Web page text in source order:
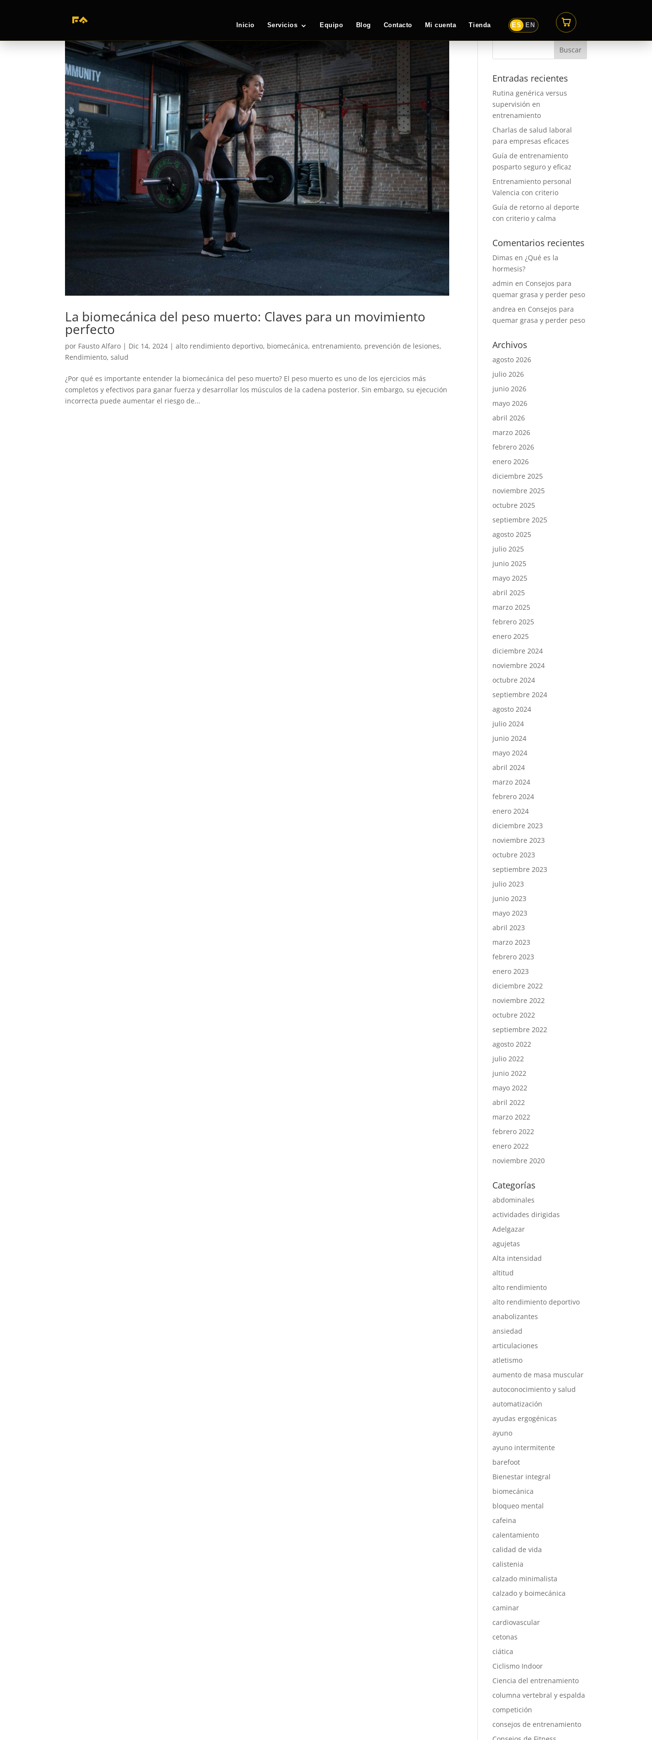
Inicio Servicios Equipo Blog Contacto Mi cuenta Tienda ES EN
La biomecánica del peso muerto: Claves para un movimiento
perfecto
por Fausto Alfaro | Dic 14, 2024 |alto rendimiento deportivo, biomecánica,entrenamiento, prevención de lesiones,
Rendimiento,salud
¿Por qué es importante entender la biomecánica del peso muerto? El peso muerto es uno de los ejercicios más
completos y efectivos para ganar fuerza y desarrollar los músculos de la cadena posterior. Sin embargo, su ejecución
incorrecta puede aumentar el riesgo de...
Entradas recientes
Rutina genérica versus
supervisión en
entrenamiento
Charlas de salud laboral
para empresas eficaces
Guía de entrenamiento
posparto seguro y eficaz
Entrenamiento personal
Valencia con criterio
Guía de retorno al deporte
con criterio y calma
Comentarios recientes
Dimas en¿Qué es la
hormesis?
admin en Consejos para
quemar grasa y perder peso
andrea en Consejos para
quemar grasa y perder peso
Archivos
agosto 2026
julio 2026
junio 2026
mayo 2026
abril 2026
marzo 2026
febrero 2026
enero 2026
diciembre 2025
noviembre 2025
octubre 2025
septiembre 2025
agosto 2025
julio 2025
junio 2025
mayo 2025
abril 2025
marzo 2025
febrero 2025
enero 2025
diciembre 2024
noviembre 2024
octubre 2024
septiembre 2024
agosto 2024
julio 2024
junio 2024
mayo 2024
abril 2024
marzo 2024
febrero 2024
enero 2024
diciembre 2023
noviembre 2023
octubre 2023
septiembre 2023
julio 2023
junio 2023
mayo 2023
abril 2023
marzo 2023
febrero 2023
enero 2023
diciembre 2022
noviembre 2022
octubre 2022
septiembre 2022
agosto 2022
julio 2022
junio 2022
mayo 2022
abril 2022
marzo 2022
febrero 2022
enero 2022
noviembre 2020
Categorías
abdominales
actividades dirigidas
Adelgazar
agujetas
Alta intensidad
altitud
alto rendimiento
alto rendimiento deportivo
anabolizantes
ansiedad
articulaciones
atletismo
aumento de masa muscular
autoconocimiento y salud
automatización
ayudas ergogénicas
ayuno
ayuno intermitente
barefoot
Bienestar integral
biomecánica
bloqueo mental
cafeina
calentamiento
calidad de vida
calistenia
calzado minimalista
calzado y boimecánica
caminar
cardiovascular
cetonas
ciática
Ciclismo Indoor
Ciencia del entrenamiento
columna vertebral y espalda
competición
consejos de entrenamiento